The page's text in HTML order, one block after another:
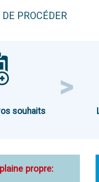
PROCÉDER
souhaits
propre: